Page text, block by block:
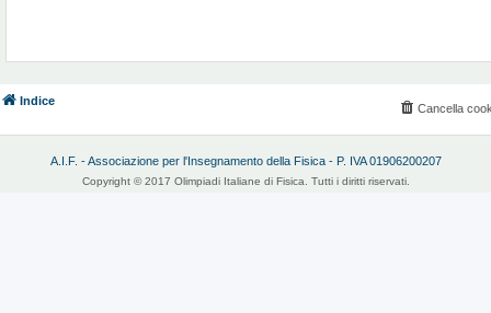
Indice
Cancella
A.I.F. - Associazione per l'Insegnamento della Fisica - P. IVA 01906200207
Copyright © 2017 Olimpiadi Italiane di Fisica. Tutti i diritti riservati.